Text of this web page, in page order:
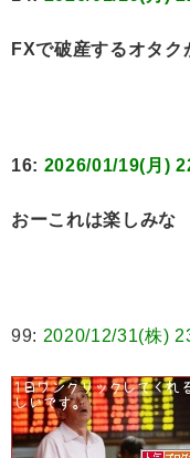
FXで破産するオタク
16: 2026/01/19(月)
おーこれは楽しみな
99: 2020/12/31(株)